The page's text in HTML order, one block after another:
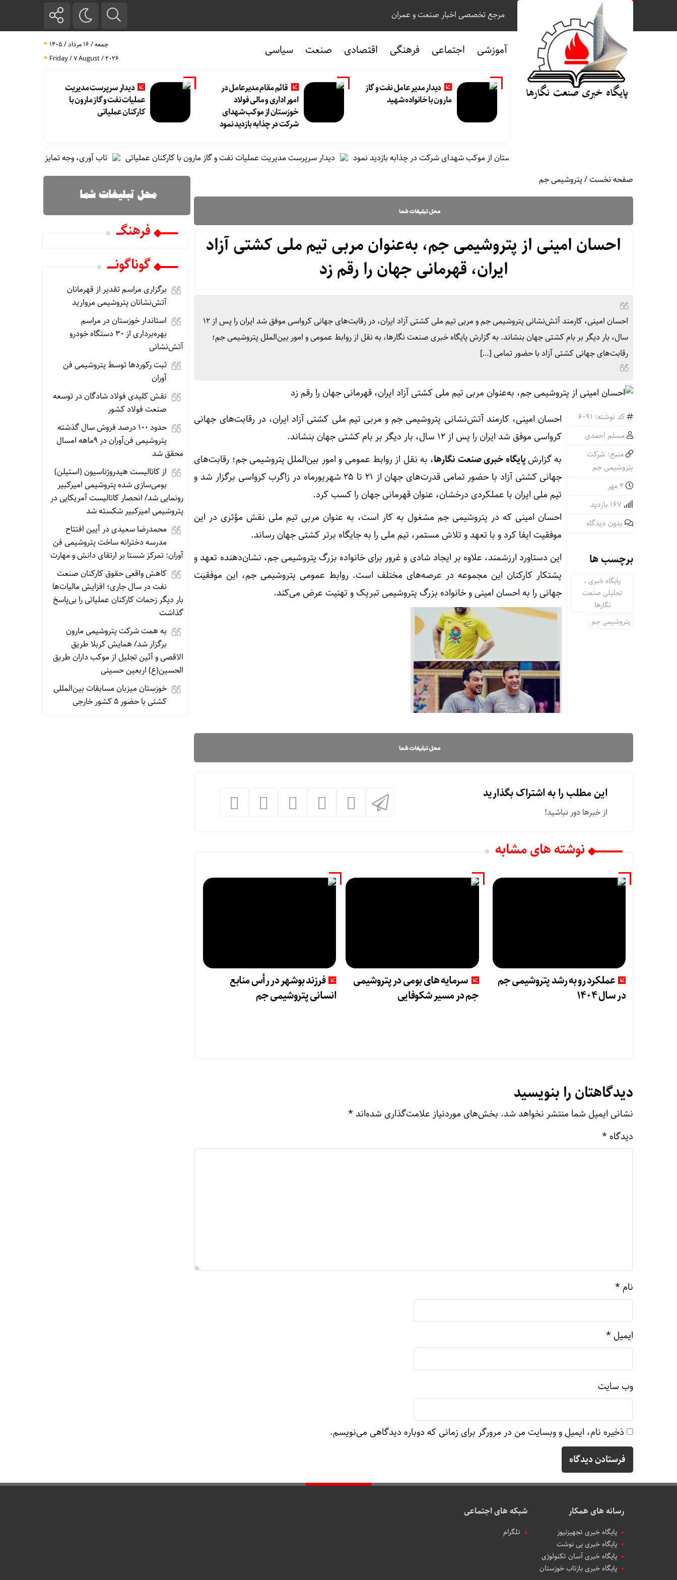
مرجع تخصصی اخبار صنعت و عمران
آموزشی اجتماعی فرهنگی اقتصادی صنعت سیاسی
جمعه / ۱۶ مرداد / ۱۴۰۵
Friday / 7 August / 2026
دیدار مدیر عامل نفت و گاز
مارون با خانواده شهید
قائم مقام مدیرعامل در
امور اداری و مالی فولاد
خوزستان از موکب شهدای
شرکت در چذابه بازدید نمود
دیدار سرپرست مدیریت
عملیات نفت و گاز مارون با
کارکنان عملیاتی
مقام مدیرعامل در امور اداری و مالی فولاد خوزستان از موکب شهدای شرکت در چذابه بازدید نمود دیدار سرپرست مدیریت عملیات نفت و گاز مارون با کارکنان عملیاتی
تاب آوری، وجه تمایز تازه پتروشیمی
صفحه نخست/پتروشیمی جم
احسان امینی از پتروشیمی جم، به‌عنوان مربی تیم ملی کشتی آزاد
ایران، قهرمانی جهان را رقم زد
احسان امینی، کارمند آتش‌نشانی پتروشیمی جم و مربی تیم ملی کشتی آزاد ایران، در رقابت‌های جهانی کرواسی موفق شد ایران را پس از ۱۲
سال، بار دیگر بر بام کشتی جهان بنشاند. به گزارش پایگاه خبری صنعت نگارها، به نقل از روابط عمومی و امور بین‌الملل پتروشیمی جم؛
رقابت‌های جهانی کشتی آزاد با حضور تمامی […]
کد نوشته: 6091
مسلم احمدی
منبع: شرکت
پتروشیمی جم
بدون دیدگاه
برچسب ها
پایگاه خبری ،
تحلیلی صنعت
نگارها
پتروشیمی جم
احسان امینی، کارمند آتش‌نشانی پتروشیمی جم و مربی تیم ملی کشتی آزاد ایران، در رقابت‌های جهانی
کرواسی موفق شد ایران را پس از ۱۲ سال، بار دیگر بر بام کشتی جهان بنشاند.
به گزارش پایگاه خبری صنعت نگارها، به نقل از روابط عمومی و امور بین‌الملل پتروشیمی جم؛ رقابت‌های
جهانی کشتی آزاد با حضور تمامی قدرت‌های جهان از ۲۱ تا ۲۵ شهریورماه در زاگرب کرواسی برگزار شد و
تیم ملی ایران با عملکردی درخشان، عنوان قهرمانی جهان را کسب کرد.
احسان امینی که در پتروشیمی جم مشغول به کار است، به عنوان مربی تیم ملی نقش مؤثری در این
موفقیت ایفا کرد و با تعهد و تلاش مستمر، تیم ملی را به جایگاه برتر کشتی جهان رساند.
این دستاورد ارزشمند، علاوه بر ایجاد شادی و غرور برای خانواده بزرگ پتروشیمی جم، نشان‌دهنده تعهد و
پشتکار کارکنان این مجموعه در عرصه‌های مختلف است. روابط عمومی پتروشیمی جم، این موفقیت
جهانی را به احسان امینی و خانواده بزرگ پتروشیمی تبریک و تهنیت عرض می‌کند.
این مطلب را به اشتراک بگذارید
از خبرها دور نباشید!
نوشته های مشابه
عملکرد رو به رشد پتروشیمی جم
در سال ۱۴۰۴
سرمایه های بومی در پتروشیمی
جم در مسیر شکوفایی
فرزند بوشهر در رأس منابع
انسانی پتروشیمی جم
دیدگاهتان را بنویسید
نشانی ایمیل شما منتشر نخواهد شد. بخش‌های موردنیاز علامت‌گذاری شده‌اند *
دیدگاه *
نام *
ایمیل *
وب‌ سایت
ذخیره نام، ایمیل و وبسایت من در مرورگر برای زمانی که دوباره دیدگاهی می‌نویسم.
فرهنگـــ
گوناگونـــــ
برگزاری مراسم تقدیر از قهرمانان
آتش‌نشانان پتروشیمی مروارید
استاندار خوزستان در مراسم
بهره‌برداری از ۳۰ دستگاه خودرو
آتش‌نشانی
ثبت رکوردها توسط پتروشیمی فن
آوران
نقش کلیدی فولاد شادگان در توسعه
صنعت فولاد کشور
حدود ۱۰۰ درصد فروش سال گذشته
پتروشیمی فن‌آوران در ۹ماهه امسال
محقق شد
از کاتالیست‌ هیدروژناسیون (استیلن)
بومی‌سازی شده پتروشیمی امیرکبیر
رونمایی شد/ انحصار کاتالیست‌ آمریکایی در
پتروشیمی امیرکبیر شکسته شد
محمدرضا سعیدی در آیین افتتاح
مدرسه دخترانه ساخت پتروشیمی فن
آوران: تمرکز شستا بر ارتقای دانش و مهارت
کاهش واقعی حقوق کارکنان صنعت
نفت در سال جاری؛ افزایش مالیات‌ها
بار دیگر زحمات کارکنان عملیاتی را بی‌پاسخ
گذاشت
به همت شرکت پتروشیمی مارون
برگزار شد/ همایش کربلا طریق
الاقصی و آئین تجلیل از موکب داران طریق
الحسین(ع) اربعین حسینی
خوزستان میزبان مسابقات بین‌المللی
کشتی با حضور ۵ کشور خارجی
رسانه های همکار
پایگاه خبری تجهیزنیوز
پایگاه خبری پی نوشت
پایگاه خبری آسان تکنولوژی
پایگاه خبری بازتاب خوزستان
شبکه های اجتماعی
تلگرام